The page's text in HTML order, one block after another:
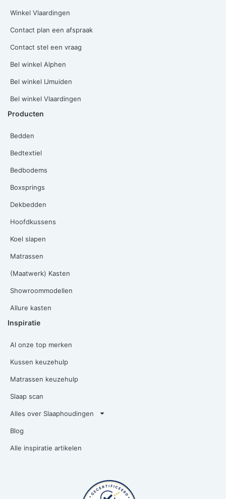
Winkel Vlaardingen
Contact plan een afspraak
Contact stel een vraag
Bel winkel Alphen
Bel winkel IJmuiden
Bel winkel Vlaardingen
Producten
Bedden
Bedtextiel
Bedbodems
Boxsprings
Dekbedden
Hoofdkussens
Koel slapen
Matrassen
(Maatwerk) Kasten
Showroommodellen
Allure kasten
Inspiratie
Al onze top merken
Kussen keuzehulp
Matrassen keuzehulp
Slaap scan
Alles over Slaaphoudingen
Blog
Alle inspiratie artikelen